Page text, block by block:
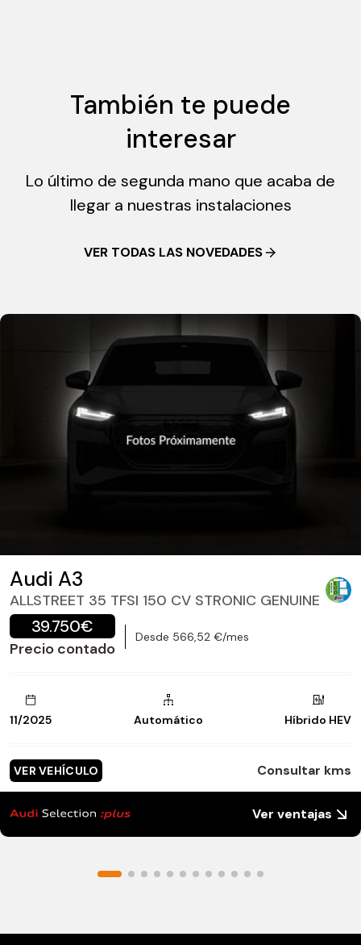
También te puede
interesar
Lo último de segunda mano que acaba de
llegar a nuestras instalaciones
VER TODAS LAS NOVEDADES
Audi A3
ALLSTREET 35 TFSI 150 CV STRONIC GENUINE
39.750€
Precio contado
Desde 566,52 €/mes
11/2025 Automático Híbrido HEV
VER VEHÍCULO Consultar kms
Ver ventajas